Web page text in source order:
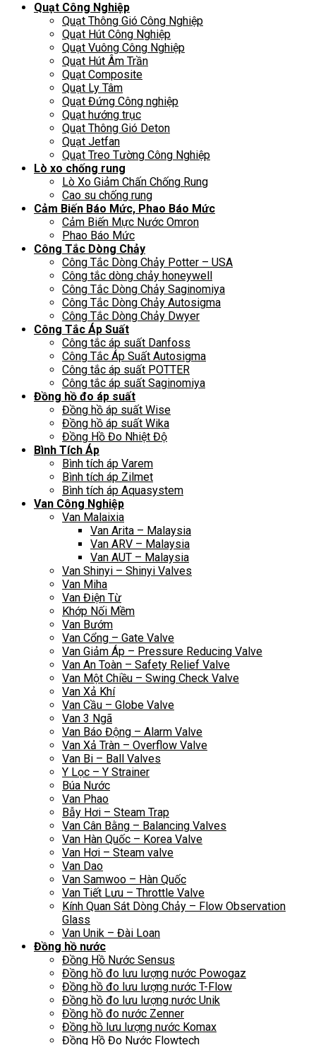
Quạt Công Nghiệp
Quạt Thông Gió Công Nghiệp
Quạt Hút Công Nghiệp
Quạt Vuông Công Nghiệp
Quạt Hút Âm Trần
Quạt Composite
Quạt Ly Tâm
Quạt Đứng Công nghiệp
Quạt hướng trục
Quạt Thông Gió Deton
Quạt Jetfan
Quạt Treo Tường Công Nghiệp
Lò xo chống rung
Lò Xo Giảm Chấn Chống Rung
Cao su chống rung
Cảm Biến Báo Mức, Phao Báo Mức
Cảm Biến Mực Nước Omron
Phao Báo Mức
Công Tắc Dòng Chảy
Công Tắc Dòng Chảy Potter – USA
Công tắc dòng chảy honeywell
Công Tắc Dòng Chảy Saginomiya
Công Tắc Dòng Chảy Autosigma
Công Tắc Dòng Chảy Dwyer
Công Tắc Áp Suất
Công tắc áp suất Danfoss
Công Tắc Áp Suất Autosigma
Công tắc áp suất POTTER
Công tắc áp suất Saginomiya
Đồng hồ đo áp suất
Đồng hồ áp suất Wise
Đồng hồ áp suất Wika
Đồng Hồ Đo Nhiệt Độ
Bình Tích Áp
Bình tích áp Varem
Bình tích áp Zilmet
Bình tích áp Aquasystem
Van Công Nghiệp
Van Malaixia
Van Arita – Malaysia
Van ARV – Malaysia
Van AUT – Malaysia
Van Shinyi – Shinyi Valves
Van Miha
Van Điện Từ
Khớp Nối Mềm
Van Bướm
Van Cổng – Gate Valve
Van Giảm Áp – Pressure Reducing Valve
Van An Toàn – Safety Relief Valve
Van Một Chiều – Swing Check Valve
Van Xả Khí
Van Cầu – Globe Valve
Van 3 Ngã
Van Báo Động – Alarm Valve
Van Xả Tràn – Overflow Valve
Van Bi – Ball Valves
Y Lọc – Y Strainer
Búa Nước
Van Phao
Bẫy Hơi – Steam Trap
Van Cân Bằng – Balancing Valves
Van Hàn Quốc – Korea Valve
Van Hơi – Steam valve
Van Dao
Van Samwoo – Hàn Quốc
Van Tiết Lưu – Throttle Valve
Kính Quan Sát Dòng Chảy – Flow Observation
Glass
Van Unik – Đài Loan
Đồng hồ nước
Đồng Hồ Nước Sensus
Đồng hồ đo lưu lượng nước Powogaz
Đồng hồ đo lưu lượng nước T-Flow
Đồng hồ đo lưu lượng nước Unik
Đồng hồ đo nước Zenner
Đồng hồ lưu lượng nước Komax
Đồng Hồ Đo Nước Flowtech